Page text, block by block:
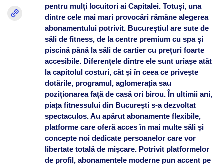
pentru mulți locuitori ai Capitalei. Totuși, una
dintre cele mai mari provocări rămâne alegerea
abonamentului potrivit. Bucureștiul are sute de
săli de fitness, de la centre premium cu spa și
piscină până la săli de cartier cu prețuri foarte
accesibile. Diferențele dintre ele sunt uriașe atât
la capitolul costuri, cât și în ceea ce privește
dotările, programul, aglomerația sau
poziționarea față de casă ori birou. În ultimii ani,
piața fitnessului din București s-a dezvoltat
spectaculos. Au apărut abonamente flexibile,
platforme care oferă acces în mai multe săli și
concepte noi dedicate persoanelor care vor
libertate totală de mișcare. Potrivit platformelor
de profil, abonamentele moderne pun accent pe